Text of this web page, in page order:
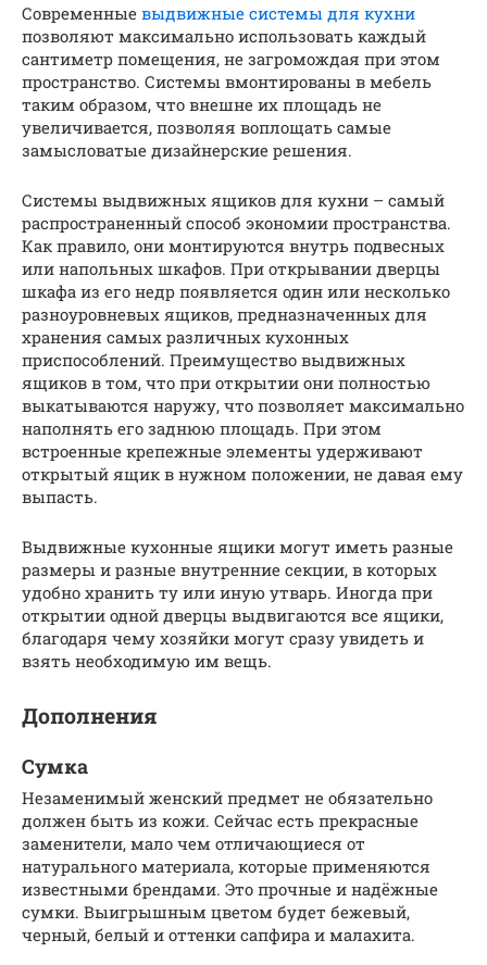
Современные выдвижные системы для кухни
позволяют максимально использовать каждый
сантиметр помещения, не загромождая при этом
пространство. Системы вмонтированы в мебель
таким образом, что внешне их площадь не
увеличивается, позволяя воплощать самые
замысловатые дизайнерские решения.
Системы выдвижных ящиков для кухни – самый
распространенный способ экономии пространства.
Как правило, они монтируются внутрь подвесных
или напольных шкафов. При открывании дверцы
шкафа из его недр появляется один или несколько
разноуровневых ящиков, предназначенных для
хранения самых различных кухонных
приспособлений. Преимущество выдвижных
ящиков в том, что при открытии они полностью
выкатываются наружу, что позволяет максимально
наполнять его заднюю площадь. При этом
встроенные крепежные элементы удерживают
открытый ящик в нужном положении, не давая ему
выпасть.
Выдвижные кухонные ящики могут иметь разные
размеры и разные внутренние секции, в которых
удобно хранить ту или иную утварь. Иногда при
открытии одной дверцы выдвигаются все ящики,
благодаря чему хозяйки могут сразу увидеть и
взять необходимую им вещь.
Дополнения
Сумка
Незаменимый женский предмет не обязательно
должен быть из кожи. Сейчас есть прекрасные
заменители, мало чем отличающиеся от
натурального материала, которые применяются
известными брендами. Это прочные и надёжные
сумки. Выигрышным цветом будет бежевый,
черный, белый и оттенки сапфира и малахита.